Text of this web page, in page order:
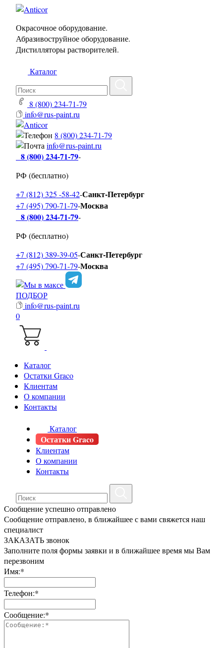
Окрасочное оборудование.
Абразивоструйное оборудование.
Дистилляторы растворителей.
Каталог
8 (800) 234-71-79
info@rus-paint.ru
8 (800) 234-71-79
info@rus-paint.ru
8 (800) 234-71-79-
РФ (бесплатно)
+7 (812) 325 -58-42-Санкт-Петербург
+7 (495) 790-71-79-Москва
8 (800) 234-71-79-
РФ (бесплатно)
+7 (812) 389-39-05-Санкт-Петербург
+7 (495) 790-71-79-Москва
ПОДБОР
info@rus-paint.ru
0
Каталог
Остатки Graco
Клиентам
О компании
Контакты
Каталог
Остатки Graco
Клиентам
О компании
Контакты
Сообщение успешно отправлено
Сообщение отправлено, в ближайшее с вами свяжется наш
специалист
ЗАКАЗАТЬ звонок
Заполните поля формы заявки и в ближайшее время мы Вам
перезвоним
Имя:*
Телефон:*
Сообщение:*